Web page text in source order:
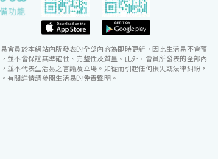
會員於本網站內所發表的全部內容為即時更新，因此生活易不會預
並不會保證其準確性、完整性及質量。此外，會員所發表的全部內
並不代表生活易之言論及立場。如從而引起任何損失或法律糾紛，
有關詳情請參閱生活易的免責聲明。